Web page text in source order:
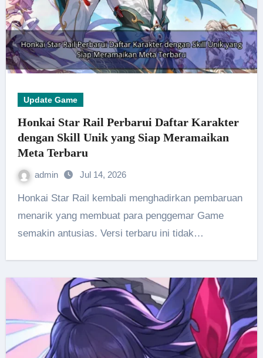
Update Game
Honkai Star Rail Perbarui Daftar Karakter
dengan Skill Unik yang Siap Meramaikan
Meta Terbaru
admin Jul 14, 2026
Honkai Star Rail kembali menghadirkan pembaruan
menarik yang membuat para penggemar Game
semakin antusias. Versi terbaru ini tidak…